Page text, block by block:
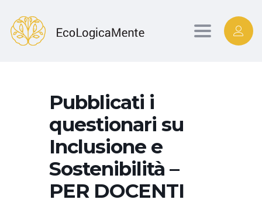
Toggle
Pubblicati i
questionari su
Inclusione e
Sostenibilità –
PER DOCENTI